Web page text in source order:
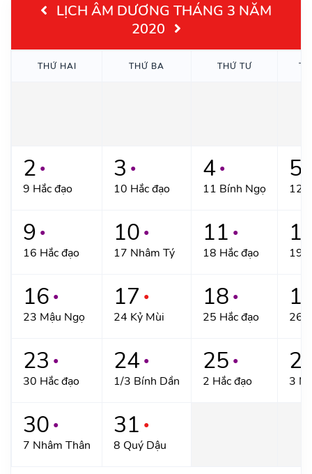
LỊCH ÂM DƯƠNG THÁNG 3 NĂM
2020
THỨ HAI THỨ BA THỨ TƯ
2 ●
9 Hắc đạo
3 ●
10 Hắc đạo
4 ●
11 Bính Ngọ
5
12
9 ●
16 Hắc đạo
10 ●
17 Nhâm Tý
11 ●
18 Hắc đạo 19
16 ●
23 Mậu Ngọ
17 ●
24 Kỷ Mùi
18 ●
25 Hắc đạo 26
23 ●
30 Hắc đạo
24 ●
1/3 Bính Dần
25 ●
2 Hắc đạo 3
30 ●
7 Nhâm Thân
31 ●
8 Quý Dậu